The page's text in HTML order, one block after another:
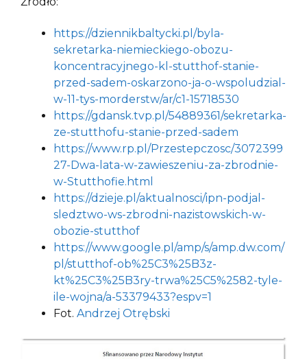
https://dziennikbaltycki.pl/byla-
sekretarka-niemieckiego-obozu-
koncentracyjnego-kl-stutthof-stanie-
przed-sadem-oskarzono-ja-o-wspoludzial-
w-11-tys-morderstw/ar/c1-15718530
https://gdansk.tvp.pl/54889361/sekretarka-
ze-stutthofu-stanie-przed-sadem
https://www.rp.pl/Przestepczosc/3072399
27-Dwa-lata-w-zawieszeniu-za-zbrodnie-
w-Stutthofie.html
https://dzieje.pl/aktualnosci/ipn-podjal-
sledztwo-ws-zbrodni-nazistowskich-w-
obozie-stutthof
https://www.google.pl/amp/s/amp.dw.com/
pl/stutthof-ob%25C3%25B3z-
kt%25C3%25B3ry-trwa%25C5%2582-tyle-
ile-wojna/a-53379433?espv=1
Fot. Andrzej Otrębski